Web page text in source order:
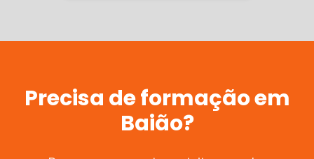
Precisa deformaçãoem
Baião?